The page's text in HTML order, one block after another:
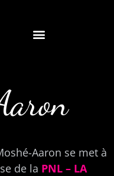
Aaron se met à
de la PNL – LA